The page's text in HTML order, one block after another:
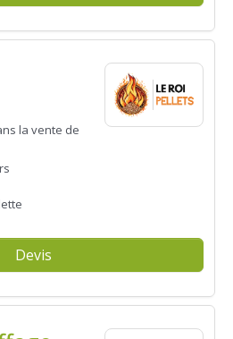
la vente de
Devis